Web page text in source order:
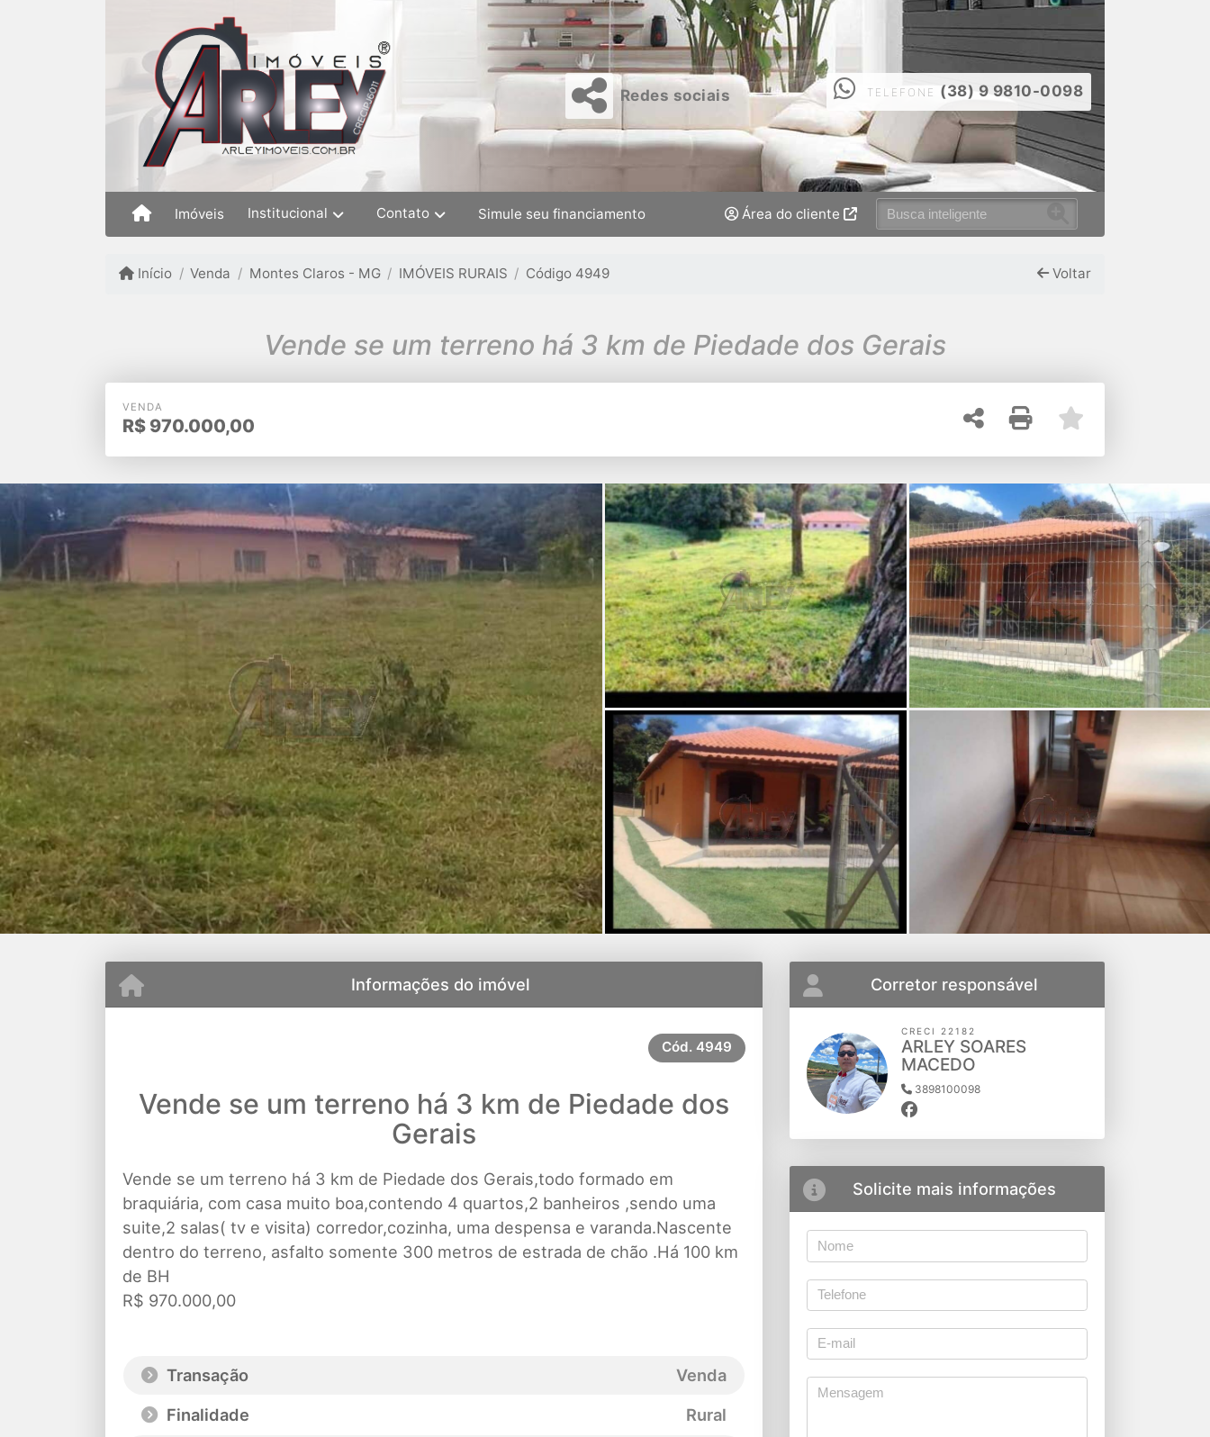
Redes sociais TELEFONE (38) 9 9810-0098
Imóveis Institucional Contato Simule seu financiamento Área do cliente
Início Venda Montes Claros - MG IMÓVEIS RURAIS Código 4949 Voltar
Vende se um terreno há 3 km de Piedade dos Gerais
VENDA
R$ 970.000,00
Informações do imóvel
Cód. 4949
Vende se um terreno há 3 km de Piedade dos
Gerais
Vende se um terreno há 3 km de Piedade dos Gerais,todo formado em
braquiária, com casa muito boa,contendo 4 quartos,2 banheiros ,sendo uma
suite,2 salas( tv e visita) corredor,cozinha, uma despensa e varanda.Nascente
dentro do terreno, asfalto somente 300 metros de estrada de chão .Há 100 km
de BH
R$ 970.000,00
Transação
Venda
Finalidade
Rural
Corretor responsável
CRECI 22182
ARLEY SOARES
MACEDO
3898100098
Solicite mais informações